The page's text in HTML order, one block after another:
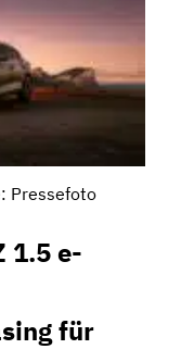
Pressefoto
1.5 e-
für